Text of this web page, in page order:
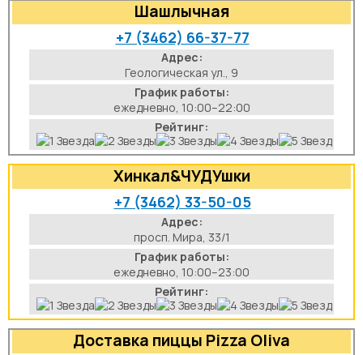
Шашлычная
+7 (3462) 66-37-77
Адрес:
Геологическая ул., 9
График работы:
ежедневно, 10:00–22:00
Рейтинг:
Хинкал&ЧУДУшки
+7 (3462) 33-50-05
Адрес:
просп. Мира, 33/1
График работы:
ежедневно, 10:00–23:00
Рейтинг:
Доставка пиццы Pizza Oliva